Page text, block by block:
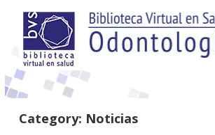
Category: Noticias